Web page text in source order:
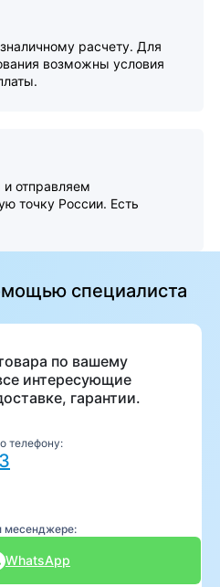
расчету. Для
возможны условия
отправляем
точку России. Есть
специалиста
по вашему
интересующие
гарантии.
телефону:
месенджере:
WhatsApp